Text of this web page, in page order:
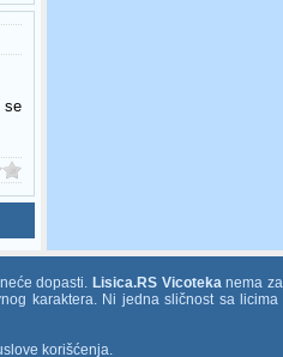
se
dopasti. Lisica.RS Vicotekanema
karaktera. Ni jedna sličnost sa
korišćenja.